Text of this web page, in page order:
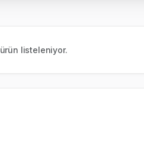
ürün listeleniyor.